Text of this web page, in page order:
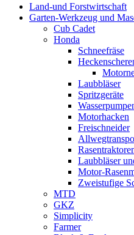
Land-und Forstwirtschaft
Garten-Werkzeug und
Cub Cadet
Honda
Schneefräse
Laubbläser
Spritzgeräte
Motorhacken
Freischneider
Laubbläser
Motor-
Zweistufige
MTD
GKZ
Simplicity
Farmer